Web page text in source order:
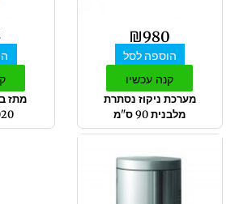
₪980
הוספה לסל
קנה עכשיו
מערכת ניקוז נסתרת
מלבנית 90 ס"מ
מתז